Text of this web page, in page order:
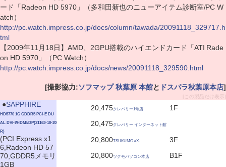
ード「Radeon HD 5970」（多和田新也のニューアイテム診断室/PC W
atch）
http://pc.watch.impress.co.jp/docs/column/tawada/20091118_329717.h
tml
【2009年11月18日】AMD、2GPU搭載のハイエンドカード「ATI Rade
on HD 5970」（PC Watch）
http://pc.watch.impress.co.jp/docs/news/20091118_329590.html
[撮影協力:ソフマップ 秋葉原 本館と ドスパラ秋葉原本店]
[この製品だけ表示]
●SAPPHIRE
HD5770 1G GDDR5 PCI-E DU
AL DVI-I/HDMI/DP(21163-10-20
R)
(PCI Express x1
6,Radeon HD 57
70,GDDR5メモリ
1GB
20,475クレバリー1号店
1F
20,475クレバリー インターネット館
20,800TSUKUMO eX.
3F
20,800ツクモパソコン本店
B1F